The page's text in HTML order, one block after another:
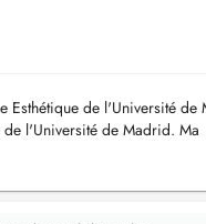
Esthétique de l'Université de
l'Université de Madrid. Ma